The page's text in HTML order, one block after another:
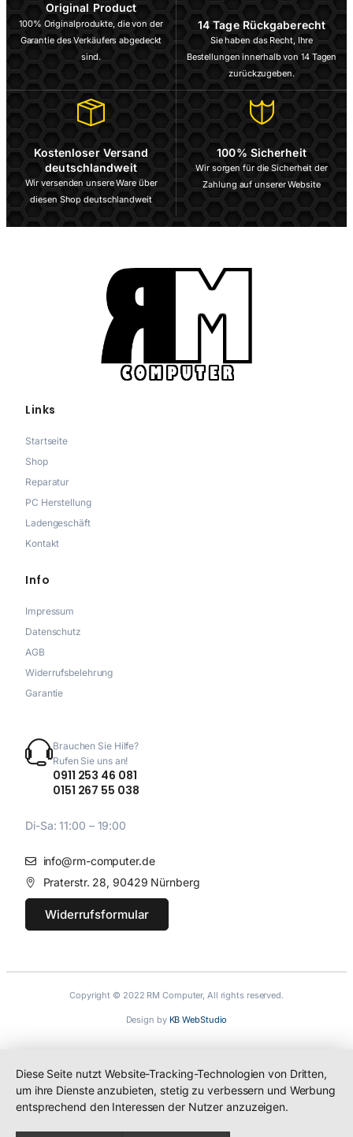
Original Product
100% Originalprodukte, die von der
Garantie des Verkäufers abgedeckt
sind.
14 Tage Rückgaberecht
Sie haben das Recht, Ihre
Bestellungen innerhalb von 14 Tagen
zurückzugeben.
Kostenloser Versand
deutschlandweit
Wir versenden unsere Ware über
diesen Shop deutschlandweit
100% Sicherheit
Wir sorgen für die Sicherheit der
Zahlung auf unserer Website
Links
Startseite
Shop
Reparatur
PC Herstellung
Ladengeschäft
Kontakt
Info
Impressum
Datenschutz
AGB
Widerrufsbelehrung
Garantie
Brauchen Sie Hilfe?
Rufen Sie uns an!
0911 253 46 081
0151 267 55 038
Di-Sa: 11:00 – 19:00
info@rm-computer.de
Praterstr. 28, 90429 Nürnberg
Widerrufsformular
Copyright © 2022 RM Computer, All rights reserved.
Design by KB WebStudio
Diese Seite nutzt Website-Tracking-Technologien von Dritten,
um ihre Dienste anzubieten, stetig zu verbessern und Werbung
entsprechend den Interessen der Nutzer anzuzeigen.